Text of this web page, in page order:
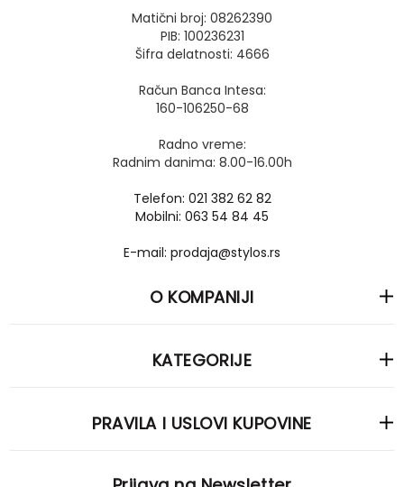
Matični broj: 08262390
PIB: 100236231
Šifra delatnosti: 4666
Račun Banca Intesa:
160-106250-68
Radno vreme:
Radnim danima: 8.00-16.00h
Telefon: 021 382 62 82
Mobilni: 063 54 84 45
E-mail: prodaja@stylos.rs
O KOMPANIJI
KATEGORIJE
PRAVILA I USLOVI KUPOVINE